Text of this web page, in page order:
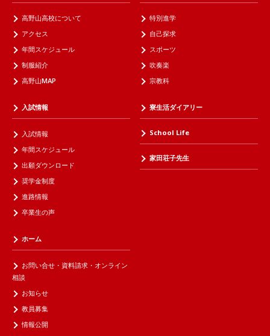
高野山高校について
アクセス
年間スケジュール
制服紹介
高野山MAP
特別進学
自己探求
スポーツ
吹奏楽
宗教科
入試情報
入試情報
年間スケジュール
出願ダウンロード
奨学金制度
進路情報
卒業生の声
寮生活ダイアリー
School Life
家田荘子先生
ホーム
お問い合せ・資料請求・オンライン
相談
お知らせ
教員募集
情報公開